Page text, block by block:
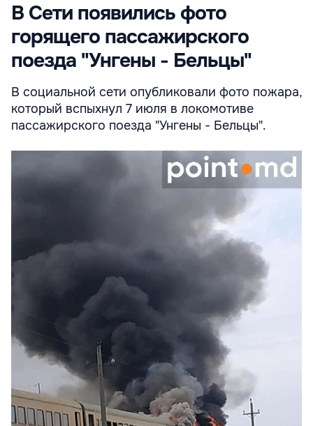
В Сети появились фото
горящего пассажирского
поезда "Унгены - Бельцы"
В социальной сети опубликовали фото пожара,
который вспыхнул 7 июля в локомотиве
пассажирского поезда "Унгены - Бельцы".